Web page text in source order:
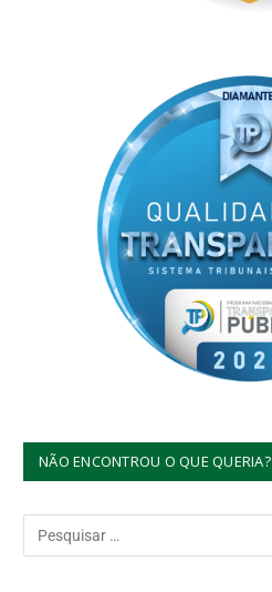
NÃO ENCONTROU O QUE QUERIA?